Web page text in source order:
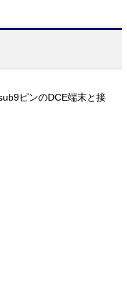
ピンのDCE端末と接